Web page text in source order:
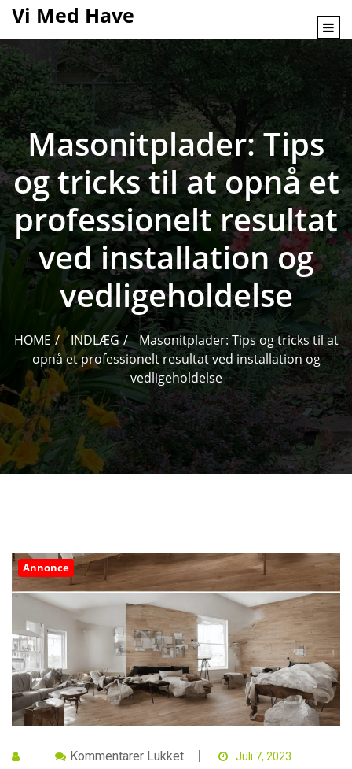
content
Vi Med Have
Masonitplader: Tips
og tricks til at opnå et
professionelt resultat
ved installation og
vedligeholdelse
HOME INDLÆG
Masonitplader: Tips og tricks til at
opnå et professionelt resultat ved installation og
vedligeholdelse
Annonce
Kommentarer LukketTil
Juli 7, 2023